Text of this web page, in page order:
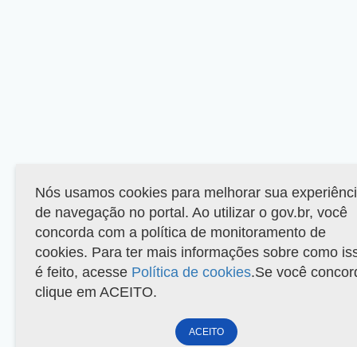
Nós usamos cookies para melhorar sua
de navegação no portal. Ao utilizar o gov.br, você
concorda com a política de monitoramento de
cookies. Para ter mais informações sobre como
é feito, acesse Política de cookies.Se você
clique em ACEITO.
ACEITO